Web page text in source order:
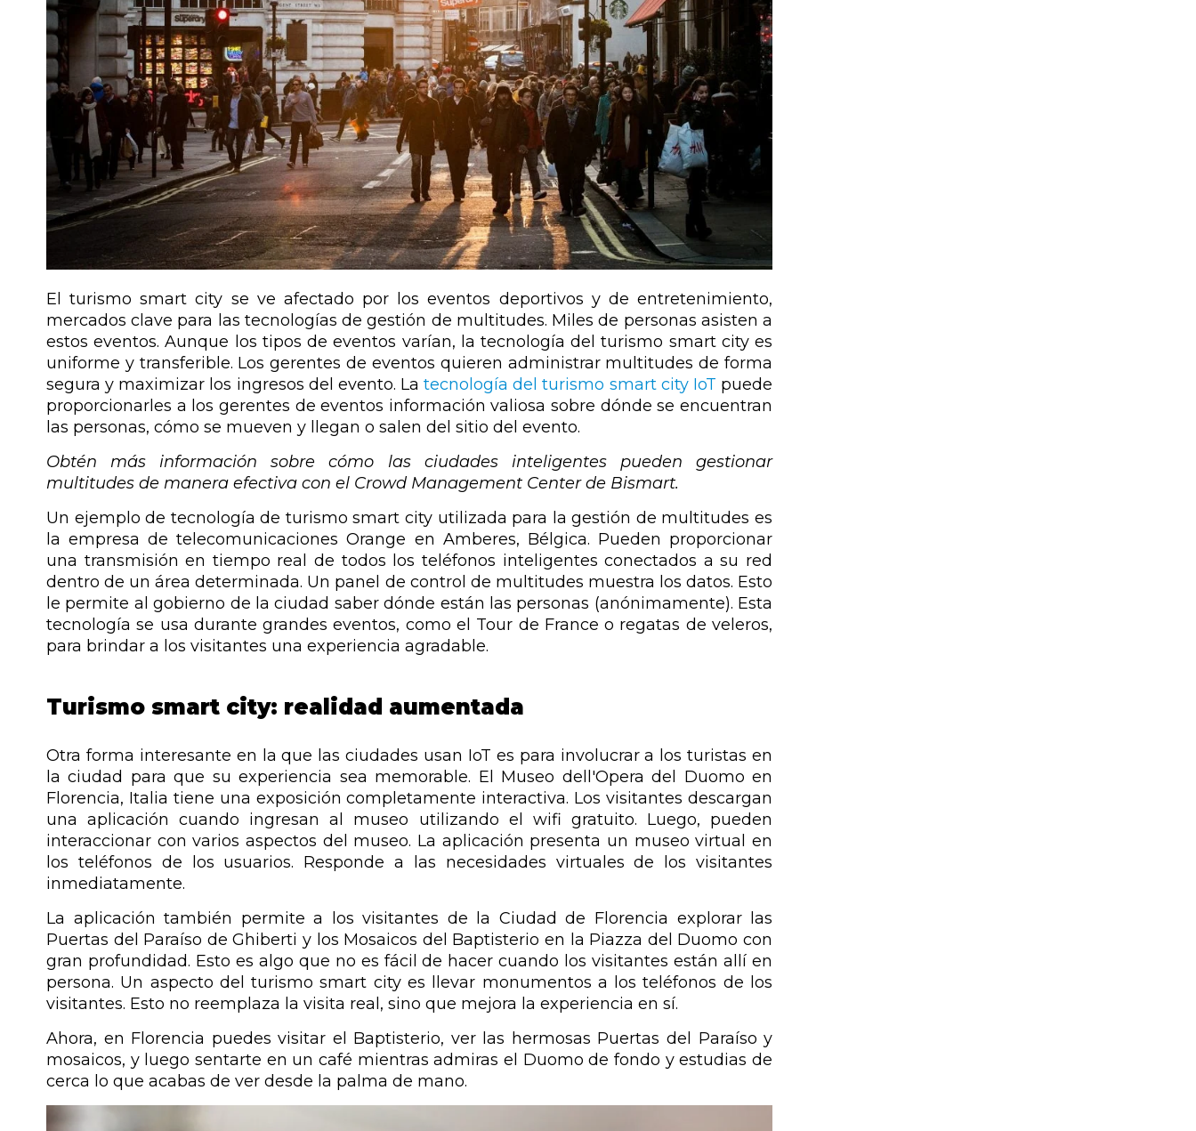
El turismo smart city se ve afectado por los eventos deportivos y de entretenimiento,
mercados clave para las tecnologías de gestión de multitudes. Miles de personas asisten a
estos eventos. Aunque los tipos de eventos varían, la tecnología del turismo smart city es
uniforme y transferible. Los gerentes de eventos quieren administrar multitudes de forma
segura y maximizar los ingresos del evento. Latecnología del turismo smart city IoT puede
proporcionarles a los gerentes de eventos información valiosa sobre dónde se encuentran
las personas, cómo se mueven y llegan o salen del sitio del evento.
Obtén más información sobre cómo las ciudades inteligentes pueden gestionar
multitudes de manera efectiva con el Crowd Management Center de Bismart.
Un ejemplo de tecnología de turismo smart city utilizada para la gestión de multitudes es
la empresa de telecomunicaciones Orange en Amberes, Bélgica. Pueden proporcionar
una transmisión en tiempo real de todos los teléfonos inteligentes conectados a su red
dentro de un área determinada. Un panel de control de multitudes muestra los datos. Esto
le permite al gobierno de la ciudad saber dónde están las personas (anónimamente). Esta
tecnología se usa durante grandes eventos, como el Tour de France o regatas de veleros,
para brindar a los visitantes una experiencia agradable.
Turismo smart city: realidad aumentada
Otra forma interesante en la que las ciudades usan IoT es para involucrar a los turistas en
la ciudad para que su experiencia sea memorable. El Museo dell'Opera del Duomo en
Florencia, Italia tiene una exposición completamente interactiva. Los visitantes descargan
una aplicación cuando ingresan al museo utilizando el wifi gratuito. Luego, pueden
interaccionar con varios aspectos del museo. La aplicación presenta un museo virtual en
los teléfonos de los usuarios. Responde a las necesidades virtuales de los visitantes
inmediatamente.
La aplicación también permite a los visitantes de la Ciudad de Florencia explorar las
Puertas del Paraíso de Ghiberti y los Mosaicos del Baptisterio en la Piazza del Duomo con
gran profundidad. Esto es algo que no es fácil de hacer cuando los visitantes están allí en
persona. Un aspecto del turismo smart city es llevar monumentos a los teléfonos de los
visitantes. Esto no reemplaza la visita real, sino que mejora la experiencia en sí.
Ahora, en Florencia puedes visitar el Baptisterio, ver las hermosas Puertas del Paraíso y
mosaicos, y luego sentarte en un café mientras admiras el Duomo de fondo y estudias de
cerca lo que acabas de ver desde la palma de mano.